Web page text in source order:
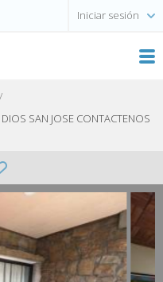
Iniciar sesión
SAN JOSE CONTACTENOS